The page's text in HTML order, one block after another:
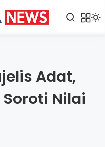
Adat,
Nilai